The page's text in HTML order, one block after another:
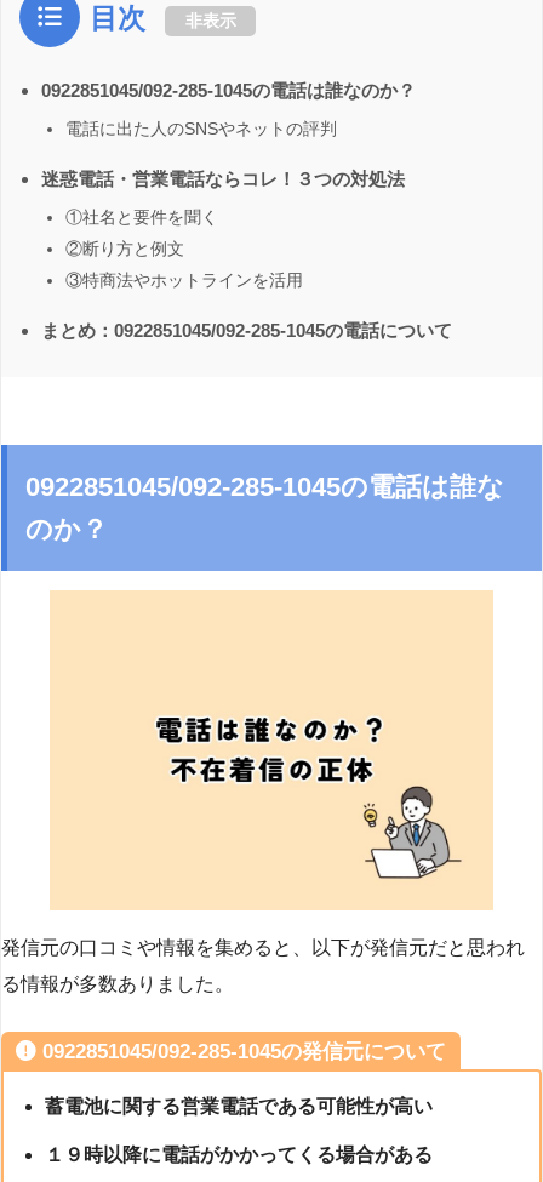
目次 非表示
0922851045/092-285-1045の電話は誰なのか？
電話に出た人のSNSやネットの評判
迷惑電話・営業電話ならコレ！３つの対処法
①社名と要件を聞く
②断り方と例文
③特商法やホットラインを活用
まとめ：0922851045/092-285-1045の電話について
0922851045/092-285-1045の電話は誰な
のか？
発信元の口コミや情報を集めると、以下が発信元だと思われ
る情報が多数ありました。
0922851045/092-285-1045の発信元について
蓄電池に関する営業電話である可能性が高い
１９時以降に電話がかかってくる場合がある